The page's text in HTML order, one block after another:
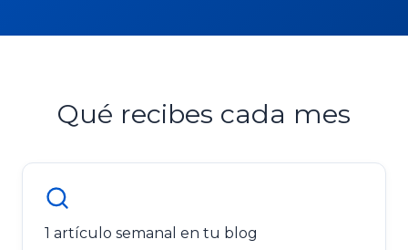
Qué recibes cada mes
1 artículo semanal en tu blog